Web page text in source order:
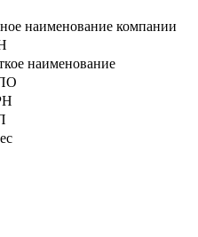
наименование компании
наименование